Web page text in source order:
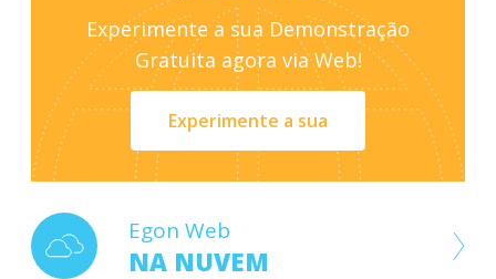
Experimente a sua Demonstração
Gratuita agora via Web!
Experimente a sua
Egon Web
NA NUVEM